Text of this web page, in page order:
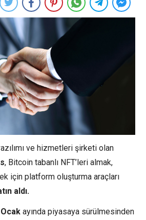
ve hizmetleri şirketi olan
, Bitcoin tabanlı NFT’leri almak,
için platform oluşturma araçları
aldı.
Ocak ayında piyasaya sürülmesinden